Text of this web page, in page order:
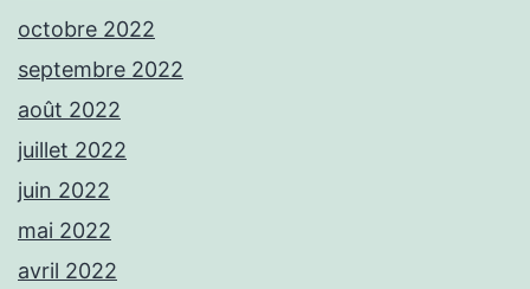
octobre 2022
septembre 2022
août 2022
juillet 2022
juin 2022
mai 2022
avril 2022